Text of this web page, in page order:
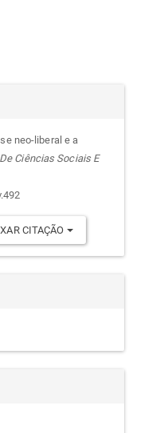
neo-liberal e a
Ciências Sociais E
CITAÇÃO